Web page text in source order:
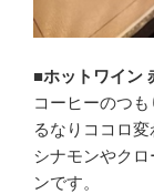
■ホットワイン
コーヒーのつ
るなりココロ変
シナモンやク
ンです。